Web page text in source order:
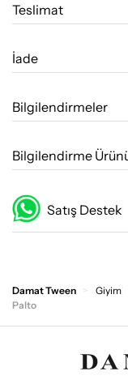
Teslimat
İade
Bilgilendirmeler
Bilgilendirme
Satış Destek
Damat Tween Giyim
Palto